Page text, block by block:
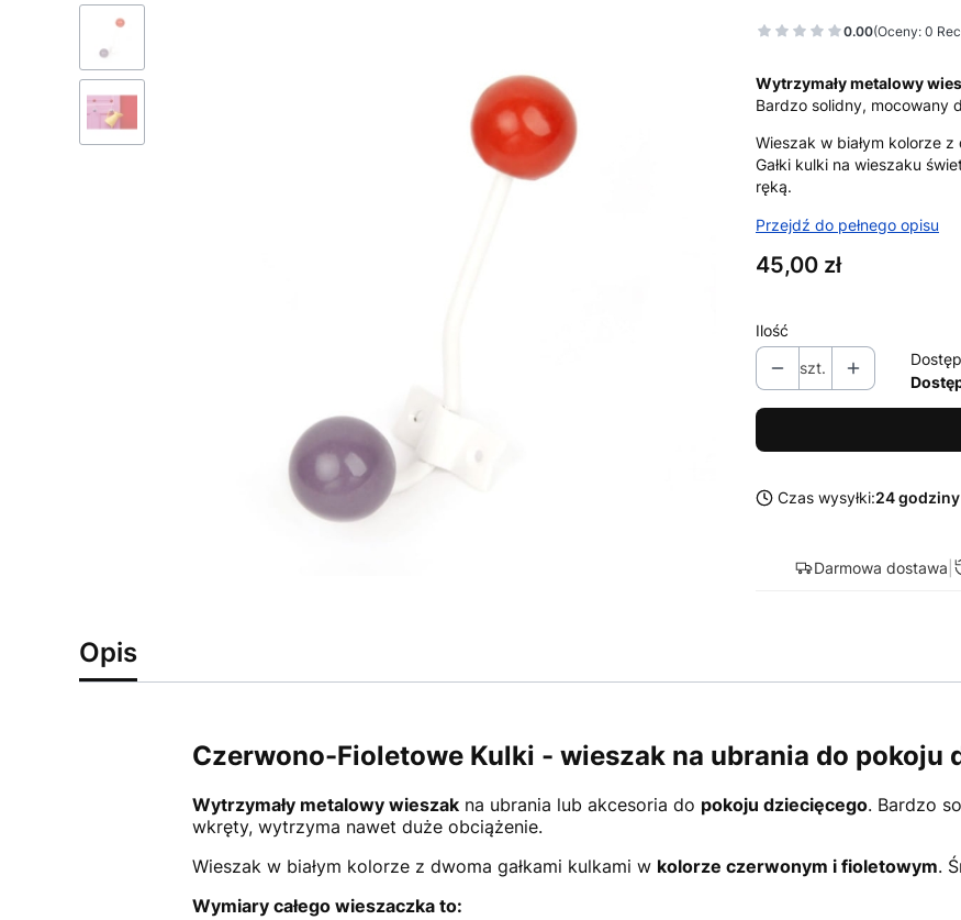
0.00(Oceny: 0
Wytrzymały metalowy
Bardzo solidny, mocowany
Wieszak w białym kolorze
Gałki kulki na wieszaku
ręką.
Przejdź do pełnego opisu
Cena
45,00 zł
Ilość
szt.
Czas wysyłki:24 godziny
Darmowa dostawa
Opis
Czerwono-Fioletowe Kulki - wieszak na ubrania do pokoju
Wytrzymały metalowy wieszakna ubrania lub akcesoria do pokoju dziecięcego. Bardzo
wkręty, wytrzyma nawet duże obciążenie.
Wieszak w białym kolorze z dwoma gałkami kulkami w kolorze czerwonym i fioletowym.
Wymiary całego wieszaczka to: